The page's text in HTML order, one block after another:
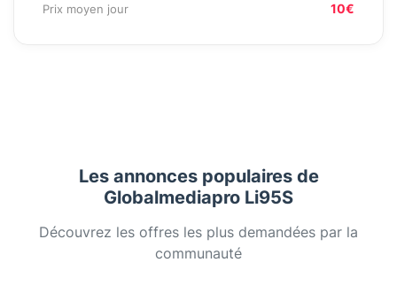
Prix moyen jour 10€
Les annonces populaires de
Globalmediapro Li95S
Découvrez les offres les plus demandées par la
communauté